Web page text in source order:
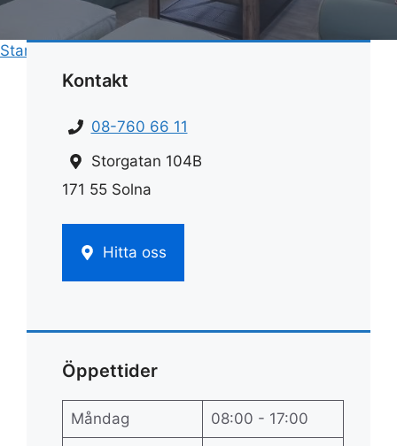
Start
Kontakt
08-760 66 11
Storgatan 104B
171 55 Solna
Hitta oss
Öppettider
Måndag 08:00 - 17:00